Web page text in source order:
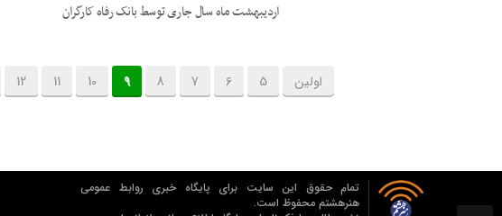
اردیبهشت ماه سال جاری توسط بانک رفاه کارگران
اولین 5
6
7
8
9
10
11
12
تمام حقوق این سایت برای پایگاه خبری روابط عمومي
هنرهشتم محفوظ است.